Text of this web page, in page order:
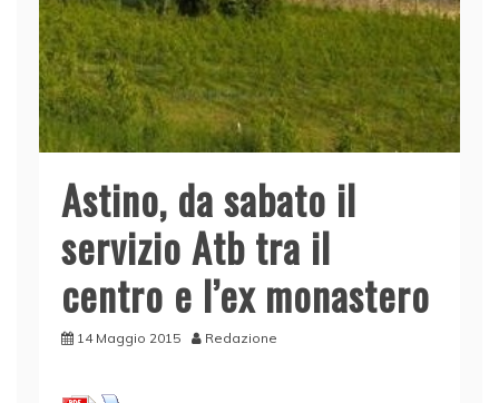
Astino, da sabato il
servizio Atb tra il
centro e l’ex monastero
14 Maggio 2015 Redazione